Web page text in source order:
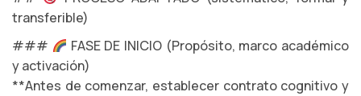
transferible)
###
FASE DE INICIO (Propósito, marco académico
y activación)
**Antes de comenzar, establecer contrato cognitivo y